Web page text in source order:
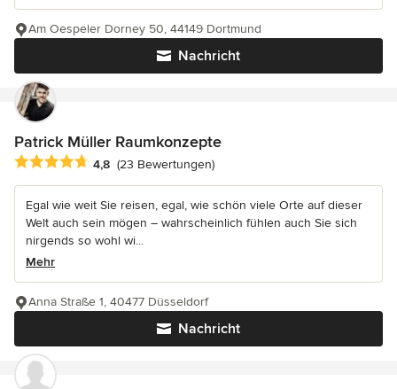
Nachricht
Am Oespeler Dorney 50, 44149 Dortmund
Patrick Müller Raumkonzepte
Durchschnittliche Bewertung: 4.8 von 5 Sternen
4,8 (23 Bewertungen)
Egal wie weit Sie reisen, egal, wie schön viele Orte auf dieser
Welt auch sein mögen – wahrscheinlich fühlen auch Sie sich
nirgends so wohl wi...
Mehr
Nachricht
Anna Straße 1, 40477 Düsseldorf